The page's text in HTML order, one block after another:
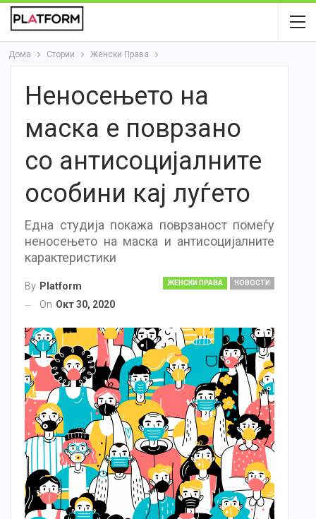
Дома Стории Женски Права
Неносењето на
маска е поврзано
со антисоцијалните
особини кај луѓето
Една студија покажа поврзаност помеѓу
неносењето на маска и антисоцијалните
карактеристики
ЖЕНСКИ ПРАВА НОВОСТИ
By Platform
On Окт 30, 2020